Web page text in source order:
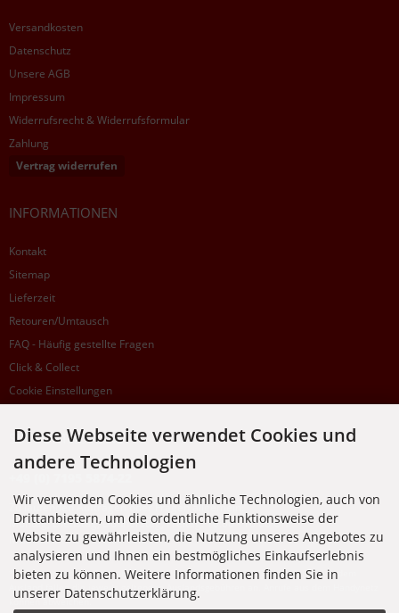
Versandkosten
Datenschutz
Unsere AGB
Impressum
Widerrufsrecht & Widerrufsformular
Zahlung
Vertrag widerrufen
INFORMATIONEN
Kontakt
Sitemap
Lieferzeit
Retouren/Umtausch
FAQ - Häufig gestellte Fragen
Click & Collect
Cookie Einstellungen
SUPPORTHOTLINE
Zu laufenden Aufträgen oder Fragen allgemein:
Montag, Dienstag, Donnerstag, Freitag: 10:00 - 16:00 Uhr
Mittwoch: 10:00 - 18:00 Uhr
* Kosten: normaler Ortstarif DE, mit Flatratevertrag natürlich kostenlos. Aus dem
Ausland fallen die jeweils geltenden Auslandsgebühren an. Anrufe aus dem Handynetz
können abweichen.
Diese Webseite verwendet Cookies und
andere Technologien
Wir verwenden Cookies und ähnliche Technologien, auch von
Drittanbietern, um die ordentliche Funktionsweise der
Website zu gewährleisten, die Nutzung unseres Angebotes zu
analysieren und Ihnen ein bestmögliches Einkaufserlebnis
bieten zu können. Weitere Informationen finden Sie in
unserer Datenschutzerklärung.